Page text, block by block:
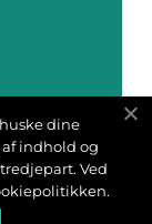
dine
indhold og
Ved